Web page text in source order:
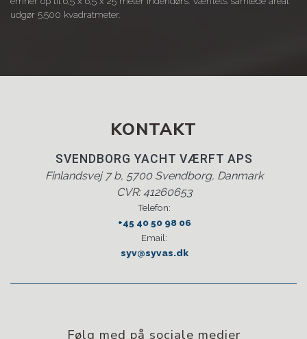
udgør 5.500 kvadratmeter.
KONTAKT
SVENDBORG YACHT VÆRFT APS
Finlandsvej 7 b, 5700 Svendborg, Danmark
CVR: 41260653
Telefon:
+45 40 50 98 06
Email:
syv@syvas.dk
Følg med på sociale medier